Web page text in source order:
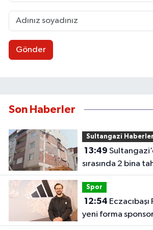
Gönder
Son Haberler
Sultangazi
13:49
sırasında 2 bina
Spor
12:54
yeni forma